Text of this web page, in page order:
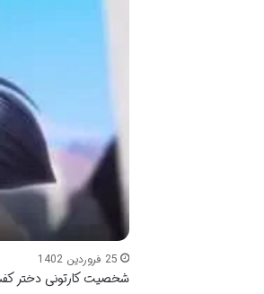
25 فروردین 1402
شخصیت کارتونی دختر